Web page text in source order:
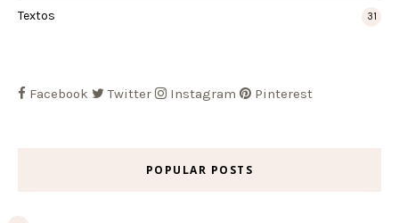
Textos 31
Facebook Twitter Instagram Pinterest
POPULAR POSTS